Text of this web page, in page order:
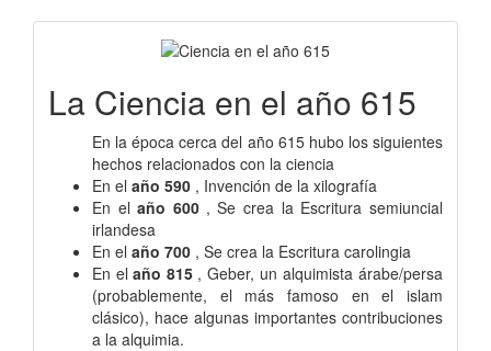
La Ciencia en el año 615
En la época cerca del año 615 hubo los siguientes
hechos relacionados con la ciencia
En el año 590
, Invención de la xilografía
En el año 600 , Se crea la Escritura semiuncial
irlandesa
En el año 700 , Se crea la Escritura carolingia
En el año 815 , Geber, un alquimista árabe/persa
(probablemente, el más famoso en el islam
clásico), hace algunas importantes contribuciones
a la alquimia.